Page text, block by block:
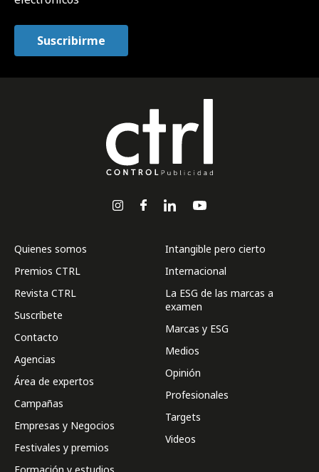
Quienes somos
Premios CTRL
Revista CTRL
Suscríbete
Contacto
Agencias
Área de expertos
Campañas
Empresas y Negocios
Festivales y premios
Intangible pero cierto
Internacional
La ESG de las marcas a
examen
Marcas y ESG
Medios
Opinión
Profesionales
Targets
Videos